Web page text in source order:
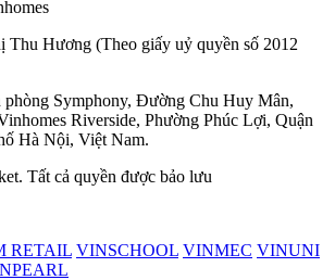
Hương (Theo giấy uỷ quyền số 2012
Symphony, Đường Chu Huy Mân,
Riverside, Phường Phúc Lợi, Quận
Hà Nội, Việt Nam.
Tất cả quyền được bảo lưu
RETAIL VINSCHOOL VINMEC VINUNI